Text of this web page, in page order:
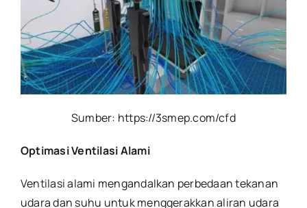
Sumber: https://3smep.com/cfd
Optimasi Ventilasi Alami
Ventilasi alami mengandalkan perbedaan tekanan
udara dan suhu untuk menggerakkan aliran udara